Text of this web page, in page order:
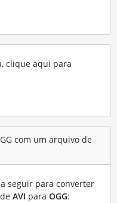
clique aqui para
com um arquivo de
seguir para converter
AVI para OGG: